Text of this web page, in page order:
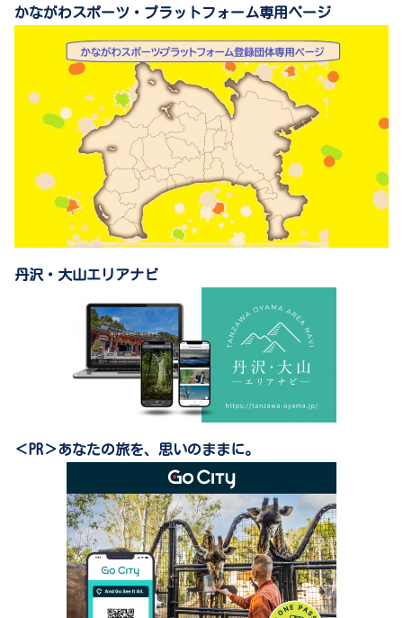
かながわスポーツ・プラットフォーム専用ページ
丹沢・大山エリアナビ
＜PR＞あなたの旅を、思いのままに。